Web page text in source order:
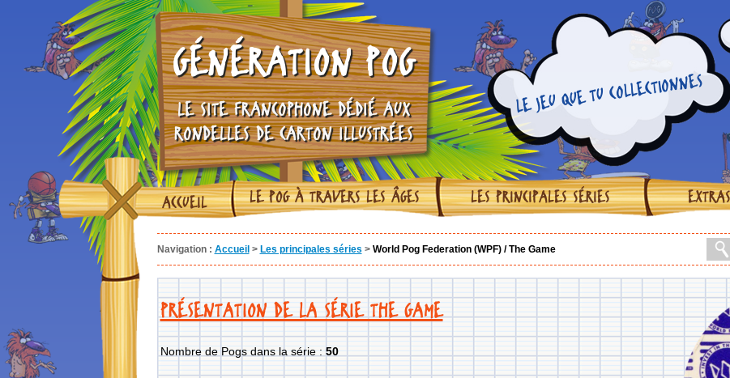
GÉNÉRATION POG
LE SITE FRANCOPHONE DÉDIÉ AUX
RONDELLES DE CARTON ILLUSTRÉES
POG = “Passion Orange Goyave”
ACCUEIL LE POG À TRAVERS LES ÂGES LES PRINCIPALES SÉRIES EXTRAS
Navigation : Accueil > Les principales séries > World Pog Federation (WPF) / The Game
PRÉSENTATION DE LA SÉRIE THE GAME
Nombre de Pogs dans la série : 50